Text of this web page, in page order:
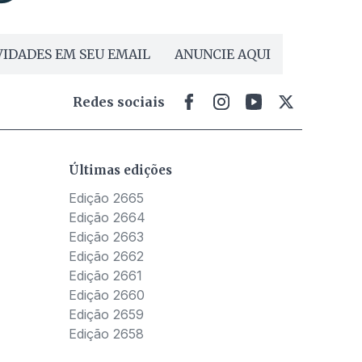
EM SEU EMAIL ANUNCIE AQUI
Redes sociais
Últimas edições
Edição 2665
Edição 2664
Edição 2663
Edição 2662
Edição 2661
Edição 2660
Edição 2659
Edição 2658